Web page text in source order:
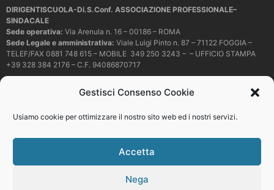
Gestisci Consenso Cookie
Usiamo cookie per ottimizzare il nostro sito web ed i nostri servizi.
Accetta
Nega
DIRIGENTISCUOLA-Di.S.Conf. ASSOCIAZIONE PROFESSIONALE–
SINDACALE
Sede operativa: Via Arenula n. 16 – 00186 – ROMA
Sede Legale e amministrativa: Viale Luigi Pinto n. 87 – 71122 FOGGIA –
TELEF/FAX 0881 748 615 – MOBILE 349 250 3243 – – UFFICIO STAMPA
+39 328 384 2176 – C.F. 94086870717
dirigentiscuola@pec.it
copiare o riprodurre in alcun modo i contenuti presenti in questo sito se non